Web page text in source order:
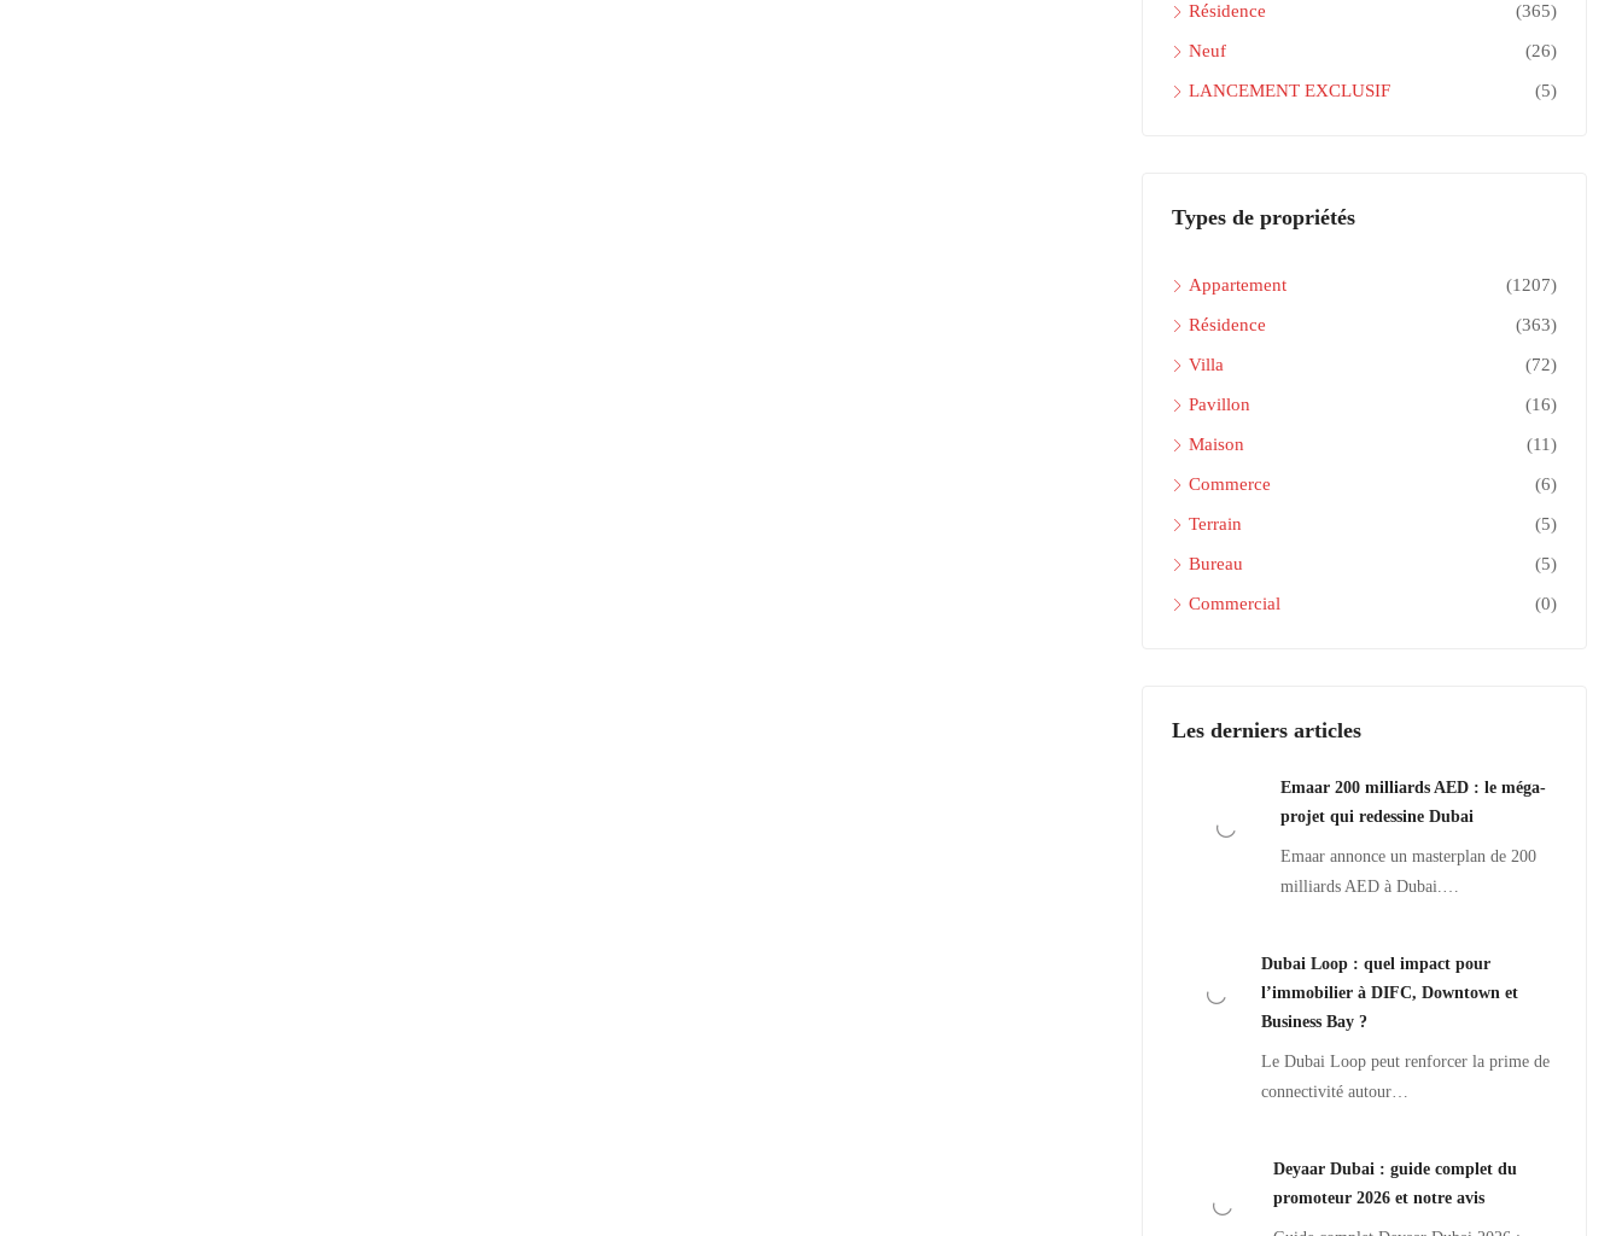
Résidence (365)
Neuf (26)
LANCEMENT EXCLUSIF (5)
Types de propriétés
Appartement (1207)
Résidence (363)
Villa (72)
Pavillon (16)
Maison (11)
Commerce (6)
Terrain (5)
Bureau (5)
Commercial (0)
Les derniers articles
Emaar 200 milliards AED : le méga-
projet qui redessine Dubai
Emaar annonce un masterplan de 200
milliards AED à Dubai.…
Dubai Loop : quel impact pour
l’immobilier à DIFC, Downtown et
Business Bay ?
Le Dubai Loop peut renforcer la prime de
connectivité autour…
Deyaar Dubai : guide complet du
promoteur 2026 et notre avis